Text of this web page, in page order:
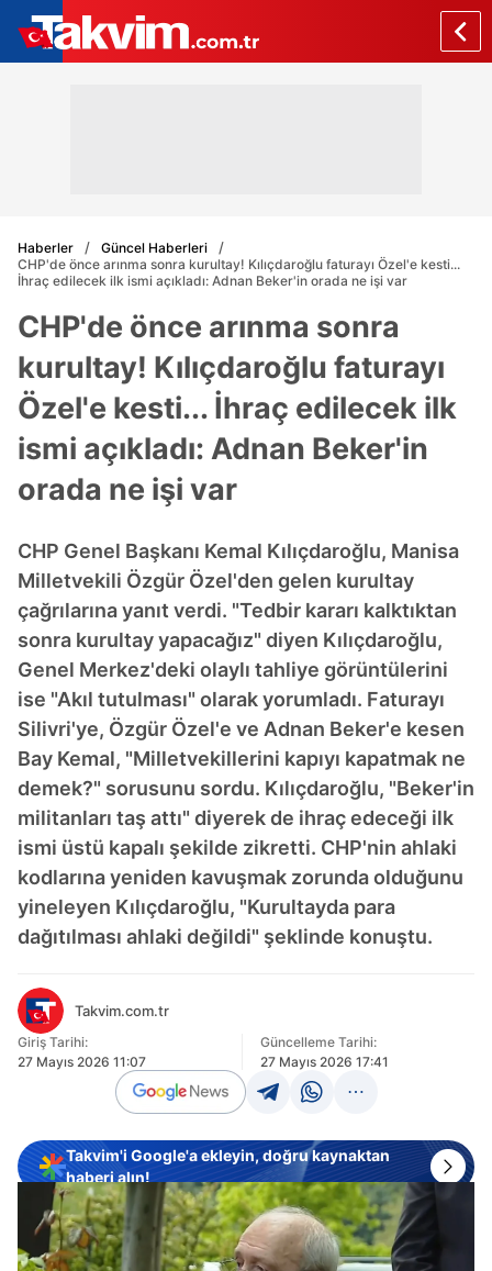
Haberler
Güncel Haberleri
CHP'de önce arınma sonra kurultay! Kılıçdaroğlu faturayı Özel'e kesti...
İhraç edilecek ilk ismi açıkladı: Adnan Beker'in orada ne işi var
CHP'de önce arınma sonra
kurultay! Kılıçdaroğlu faturayı
Özel'e kesti... İhraç edilecek ilk
ismi açıkladı: Adnan Beker'in
orada ne işi var
CHP Genel Başkanı Kemal Kılıçdaroğlu, Manisa
Milletvekili Özgür Özel'den gelen kurultay
çağrılarına yanıt verdi. "Tedbir kararı kalktıktan
sonra kurultay yapacağız" diyen Kılıçdaroğlu,
Genel Merkez'deki olaylı tahliye görüntülerini
ise "Akıl tutulması" olarak yorumladı. Faturayı
Silivri'ye, Özgür Özel'e ve Adnan Beker'e kesen
Bay Kemal, "Milletvekillerini kapıyı kapatmak ne
demek?" sorusunu sordu. Kılıçdaroğlu, "Beker'in
militanları taş attı" diyerek de ihraç edeceği ilk
ismi üstü kapalı şekilde zikretti. CHP'nin ahlaki
kodlarına yeniden kavuşmak zorunda olduğunu
yineleyen Kılıçdaroğlu, "Kurultayda para
dağıtılması ahlaki değildi" şeklinde konuştu.
Takvim.com.tr
Giriş Tarihi:
27 Mayıs 2026 11:07
Güncelleme Tarihi:
27 Mayıs 2026 17:41
Takvim'i Google'a ekleyin, doğru kaynaktan
haberi alın!